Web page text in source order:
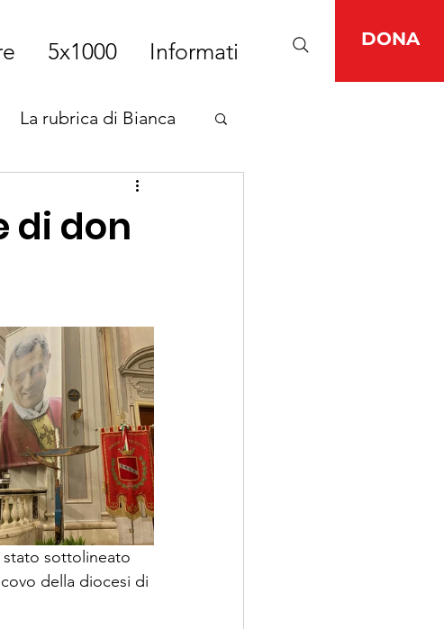
5x1000 Informati DONA
La rubrica di Bianca
di don
stato sottolineato
della diocesi di